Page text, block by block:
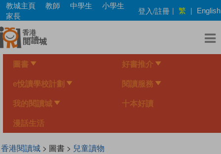
Skip
main
content
教城主頁 教師 中學生
小學生
家長
登入/註冊 | 繁 | English
圖書 好書推介
e悅讀學校計劃 閱讀服務
我的閱讀城 十本好讀
漫話生活
香港閱讀城> 圖書 > 兒童讀物